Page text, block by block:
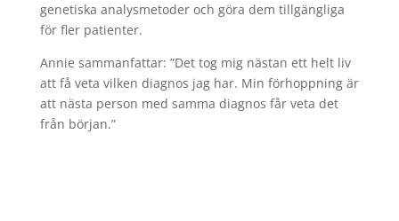
genetiska analysmetoder och göra dem tillgängliga
för fler patienter.
Annie sammanfattar: ”Det tog mig nästan ett helt liv
att få veta vilken diagnos jag har. Min förhoppning är
att nästa person med samma diagnos får veta det
från början.”